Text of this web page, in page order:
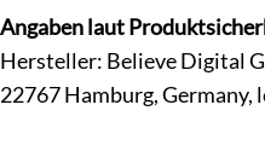
Angaben laut
Hersteller: Believe Digital
22767 Hamburg, Germany,